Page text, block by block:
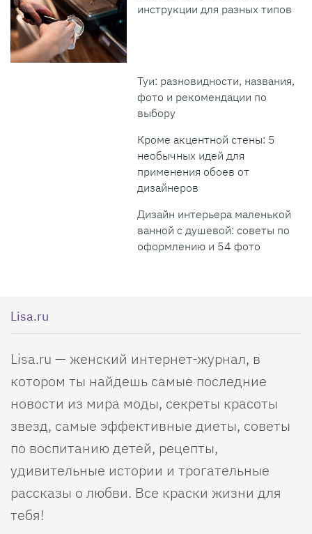
инструкции для разных типов
Туи: разновидности, названия,
фото и рекомендации по
выбору
Кроме акцентной стены: 5
необычных идей для
применения обоев от
дизайнеров
Дизайн интерьера маленькой
ванной с душевой: советы по
оформлению и 54 фото
Lisa.ru
Lisa.ru — женский интернет-журнал, в
котором ты найдешь самые последние
новости из мира моды, секреты красоты
звезд, самые эффективные диеты, советы
по воспитанию детей, рецепты,
удивительные истории и трогательные
рассказы о любви. Все краски жизни для
тебя!